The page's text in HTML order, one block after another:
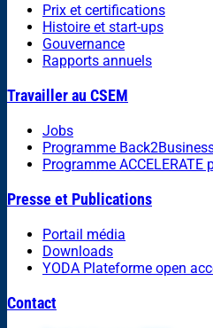
Prix et certifications
Histoire et start-ups
Gouvernance
Rapports annuels
Travailler au CSEM
Jobs
Programme
Programme ACCELERATE
Presse et Publications
Portail média
Downloads
YODA Plateforme open
Contact